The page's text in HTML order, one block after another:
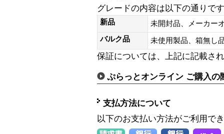
グレードの内容は以下の通りで
新品
未開封品、メーカー
バルク品
未使用製品、箱無
保証については、上記に記載さ
ぷらっとオンライン ご購入の
支払方法について
以下のお支払い方法がご利用で